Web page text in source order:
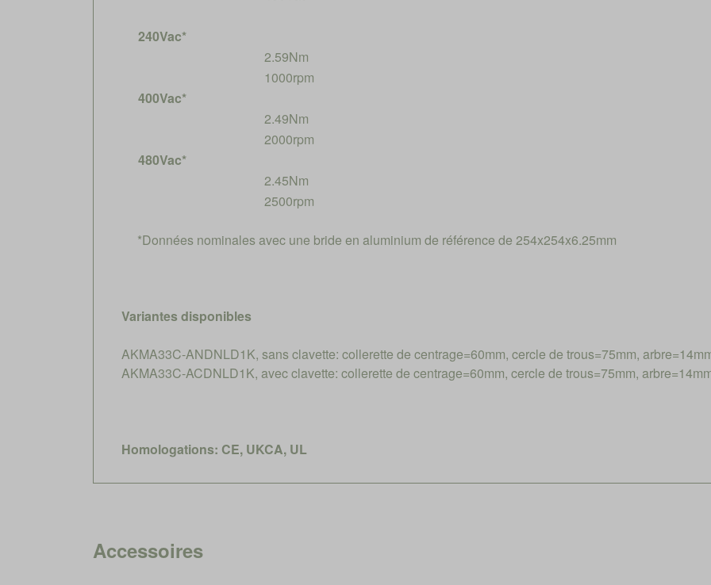
240Vac*
2.59Nm
1000rpm
400Vac*
2.49Nm
2000rpm
480Vac*
2.45Nm
2500rpm
*Données nominales avec une bride en aluminium de référence de 254x254x6.25mm
Variantes disponibles
AKMA33C-ANDNLD1K, sans clavette: collerette de centrage=60mm, cercle de trous=75mm,
AKMA33C-ACDNLD1K, avec clavette: collerette de centrage=60mm, cercle de trous=75mm,
Homologations: CE, UKCA, UL
Accessoires